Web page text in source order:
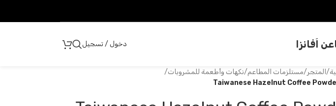
عن اَفانزا دخول / تسجيل
/المتجر/مستلزمات المطاعم/نكهات وأطعمة للمشروبات/
Taiwanese Hazelnut Coffee